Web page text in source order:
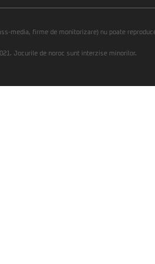
media, firme de monitorizare) nu poate
Jocurile de noroc sunt interzise minorilor.